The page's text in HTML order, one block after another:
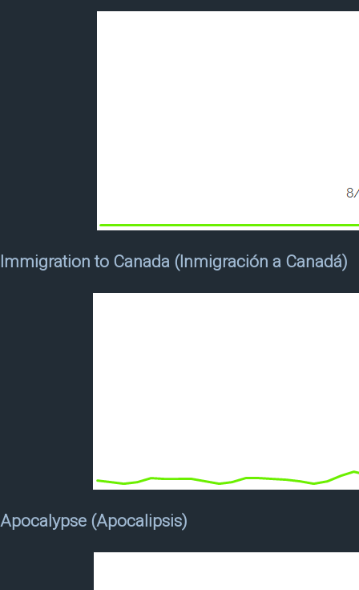
Immigration to Canada (Inmigración a Canadá)
Apocalypse (Apocalipsis)